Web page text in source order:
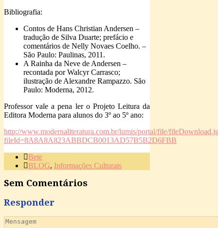
Bibliografia:
Contos de Hans Christian Andersen –
tradução de Silva Duarte; prefácio e
comentários de Nelly Novaes Coelho. –
São Paulo: Paulinas, 2011.
A Rainha da Neve de Andersen –
recontada por Walcyr Carrasco;
ilustração de Alexandre Rampazzo. São
Paulo: Moderna, 2012.
Professor vale a pena ler o Projeto Leitura da
Editora Moderna para alunos do 3º ao 5º ano:
http://www.modernaliteratura.com.br/lumis/portal/file/
fileId=8A8A8A823ABBDCB0013AD57B5B2D6FBB
Bete
BLOG, Informações Culturais
Sem Comentários
Responder